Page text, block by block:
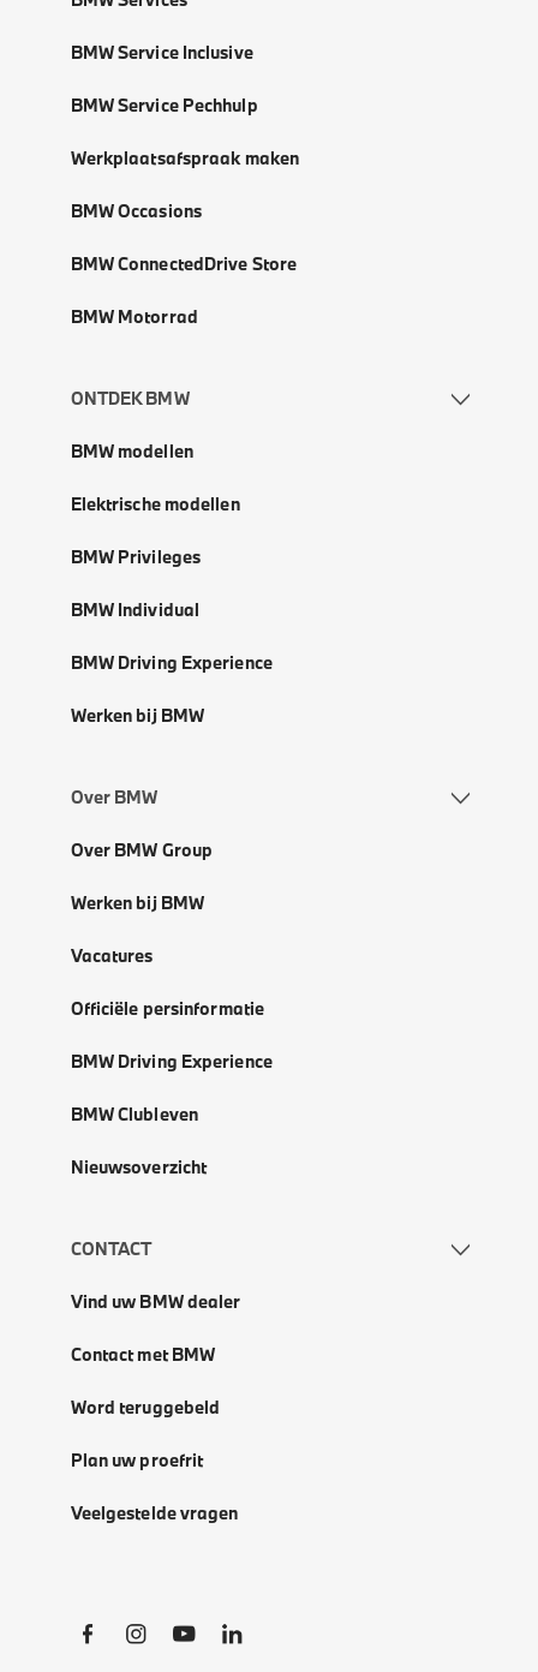
BMW Service Inclusive
BMW Service Pechhulp
Werkplaatsafspraak maken
BMW Occasions
BMW ConnectedDrive Store
BMW Motorrad
ONTDEK BMW
BMW modellen
Elektrische modellen
BMW Privileges
BMW Individual
BMW Driving Experience
Werken bij BMW
Over BMW
Over BMW Group
Werken bij BMW
Vacatures
Officiële persinformatie
BMW Driving Experience
BMW Clubleven
Nieuwsoverzicht
CONTACT
Vind uw BMW dealer
Contact met BMW
Word teruggebeld
Plan uw proefrit
Veelgestelde vragen
Social Links